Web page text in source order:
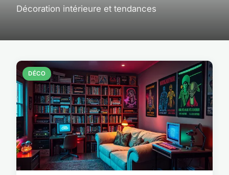
Décoration intérieure et tendances
DÉCO